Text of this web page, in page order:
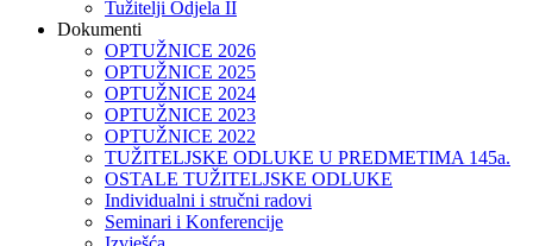
Tužitelji Odjela II
Dokumenti
OPTUŽNICE 2026
OPTUŽNICE 2025
OPTUŽNICE 2024
OPTUŽNICE 2023
OPTUŽNICE 2022
TUŽITELJSKE ODLUKE U PREDMETIMA 145a.
OSTALE TUŽITELJSKE ODLUKE
Individualni i stručni radovi
Seminari i Konferencije